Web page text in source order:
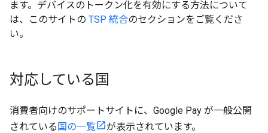
ます。デバイスのトークン化を有効にする方法について
は、このサイトの TSP 統合のセクションをご覧くださ
い。
対応している国
消費者向けのサポートサイトに、Google Pay が一般公開
されている 国の一覧 が表示されています。